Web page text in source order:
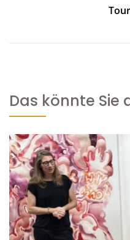
Das könnte Sie